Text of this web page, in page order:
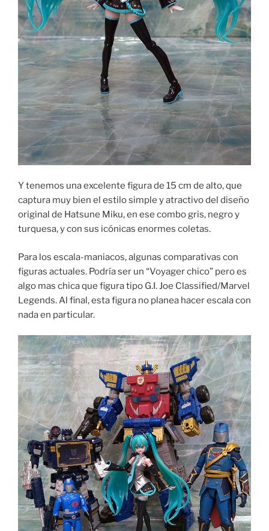
Y tenemos una excelente figura de 15 cm de alto, que
captura muy bien el estilo simple y atractivo del diseño
original de Hatsune Miku, en ese combo gris, negro y
turquesa, y con sus icónicas enormes coletas.
Para los escala-maniacos, algunas comparativas con
figuras actuales. Podría ser un “Voyager chico” pero es
algo mas chica que figura tipo G.I. Joe Classified/Marvel
Legends. Al final, esta figura no planea hacer escala con
nada en particular.